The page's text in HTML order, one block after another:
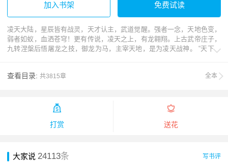
加入书架 免费试读
凌天大陆，星辰皆有战灵，天才认主，武道觉醒。强者一念，天地色变，
弱者如蚁，血洒苍穹！更有传说，凌天之上，有龙翱翔。上古武帝庄子，
九转涅槃后悟屠龙之技，御龙为马，主宰天地，是为凌天战神。 “天下苍

查看目录: 共3815章 全本

打赏

送花
大家说 24113条 写书评